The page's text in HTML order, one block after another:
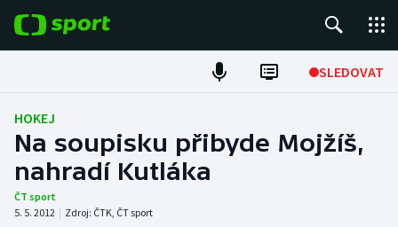
SLEDOVAT
Fotbal
Hokej
Tenis
HOKEJ
Na soupisku přibyde Mojžíš,
nahradí Kutláka
ČT sport
5. 5. 2012 | Zdroj: ČTK, ČT sport